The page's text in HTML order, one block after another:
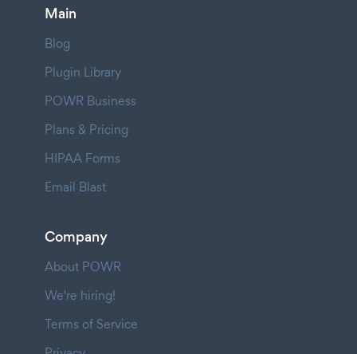
Main
Blog
Plugin Library
POWR Business
Plans & Pricing
HIPAA Forms
Email Blast
Company
About POWR
We're hiring!
Terms of Service